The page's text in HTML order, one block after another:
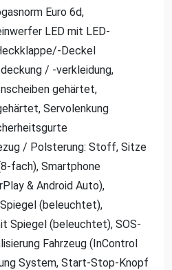
Euro 6d,
LED mit LED-
Deckel
/ -verkleidung,
gehärtet,
Servolenkung
/ Polsterung: Stoff, Sitze
fach), Smartphone
& Android Auto),
(beleuchtet),
Spiegel (beleuchtet), SOS-
Fahrzeug (InControl
System, Start-Stop-Knopf